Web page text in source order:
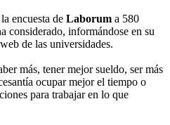
encuesta de Laborum a 580
considerado, informándose en su
de las universidades.
más, tener mejor sueldo, ser más
ocupar mejor el tiempo o
para trabajar en lo que